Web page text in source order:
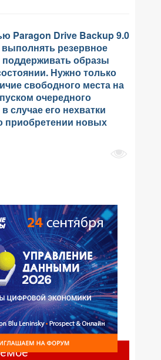
Paragon Drive Backup 9.0
выполнять резервное
образы
Нужно только
свободного места на
очередного
случае его нехватки
приобретении новых